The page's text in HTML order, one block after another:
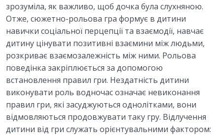
зрозуміла, як важливо, щоб дочка була слухняною.
Отже, сюжетно-рольова гра формує в дитини
навички соціальної перцепції та взаємодії, навчає
дитину цінувати позитивні взаємини між людьми,
розкриває взаємозалежність між ними. Рольова
поведінка закріплюється за допомогою
встановлення правил гри. Нездатність дитини
виконувати роль водночас означає невиконання
правил гри, які засуджуються однолітками, вони
відмовляються продовжувати таку гру. Відлучення
дитини від гри служать орієнтувальними фактором: